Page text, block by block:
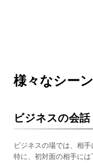
様々なシー
ビジネスの会話
ビジネスの場では、相手
特に、初対面の相手には